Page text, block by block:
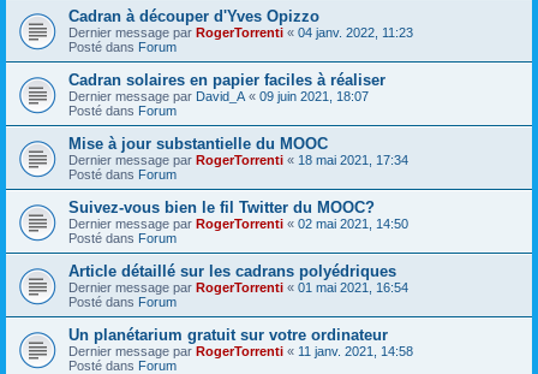
Cadran à découper d'Yves Opizzo
Dernier message par RogerTorrenti « 04 janv. 2022, 11:23
Posté dans Forum
Cadran solaires en papier faciles à réaliser
Dernier message par David_A « 09 juin 2021, 18:07
Posté dans Forum
Mise à jour substantielle du MOOC
Dernier message par RogerTorrenti « 18 mai 2021, 17:34
Posté dans Forum
Suivez-vous bien le fil Twitter du MOOC?
Dernier message par RogerTorrenti « 02 mai 2021, 14:50
Posté dans Forum
Article détaillé sur les cadrans polyédriques
Dernier message par RogerTorrenti « 01 mai 2021, 16:54
Posté dans Forum
Un planétarium gratuit sur votre ordinateur
Dernier message par RogerTorrenti « 11 janv. 2021, 14:58
Posté dans Forum